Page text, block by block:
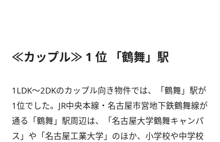
≪カップル≫ 1 位 「鶴舞」駅
1LDK～2DKのカップル向き物件では、「鶴舞」駅が
1位でした。JR中央本線・名古屋市営地下鉄鶴舞線が
通る「鶴舞」駅周辺は、「名古屋大学鶴舞キャンパ
ス」や「名古屋工業大学」のほか、小学校や中学校